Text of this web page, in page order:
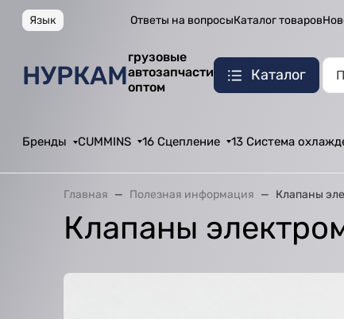
Язык Ответы на вопросыКаталог товаров
НУРКАМ
грузовые
автозапчасти
оптом
Каталог
Бренды CUMMINS 16 Сцепление 13 Система
Главная Полезная информация Клапаны
Клапаны